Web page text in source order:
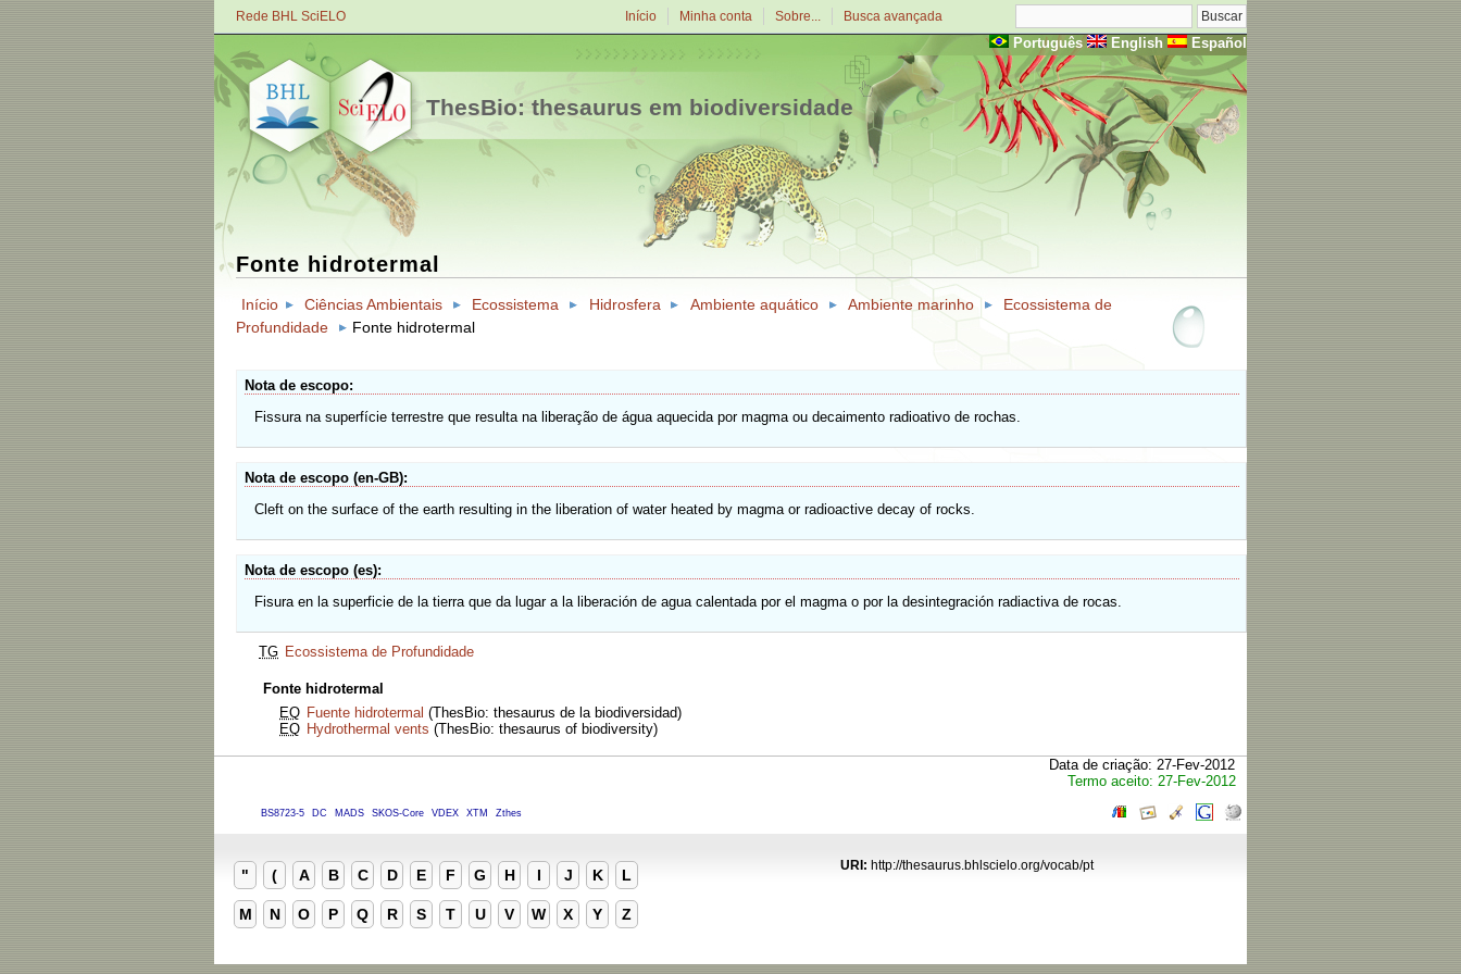
Rede BHL SciELO Início Minha conta Sobre... Busca avançada
Português English Español
ThesBio: thesaurus em biodiversidade
Fonte hidrotermal
Início Ciências Ambientais Ecossistema Hidrosfera Ambiente aquático Ambiente marinho
Ecossistema de
Profundidade
Fonte hidrotermal
Nota de escopo
Fissura na superfície terrestre que resulta na liberação de água aquecida por magma ou decaimento radioativo de rochas.
Nota de escopo (en-GB)
Cleft on the surface of the earth resulting in the liberation of water heated by magma or radioactive decay of rocks.
Nota de escopo (es)
Fisura en la superficie de la tierra que da lugar a la liberación de agua calentada por el magma o por la desintegración radiactiva de rocas.
TG Ecossistema de Profundidade
Fonte hidrotermal
EQ Fuente hidrotermal (ThesBio: thesaurus de la biodiversidad)
EQ Hydrothermal vents (ThesBio: thesaurus of biodiversity)
Data de criação: 27-Fev-2012
Termo aceito: 27-Fev-2012
BS8723-5 DC MADS SKOS-Core VDEX XTM Zthes
" ( A B C D E F G H I J K L
M N O P Q R S T U V W X Y Z
URI: http://thesaurus.bhlscielo.org/vocab/pt